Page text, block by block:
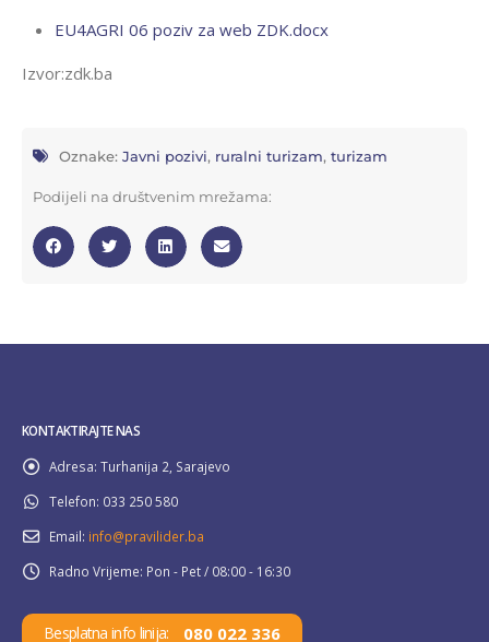
EU4AGRI 06 poziv za web ZDK.docx
Izvor:zdk.ba
Oznake: Javni pozivi, ruralni turizam, turizam
Podijeli na društvenim mrežama:
KONTAKTIRAJTE NAS
Adresa: Turhanija 2, Sarajevo
Telefon: 033 250 580
Email: info@pravilider.ba
Radno Vrijeme: Pon - Pet / 08:00 - 16:30
Besplatna info linija: 080 022 336